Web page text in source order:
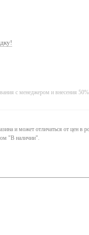
с менеджером и внесения
и может отличаться от цен в
"В наличии".